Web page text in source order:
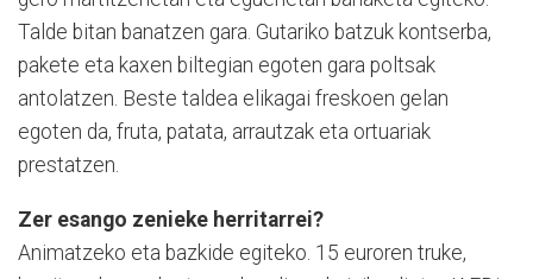
Talde bitan banatzen gara. Gutariko batzuk kontserba,
pakete eta kaxen biltegian egoten gara poltsak
antolatzen. Beste taldea elikagai freskoen gelan
egoten da, fruta, patata, arrautzak eta ortuariak
prestatzen.
Zer esango zenieke herritarrei?
Animatzeko eta bazkide egiteko. 15 euroren truke,